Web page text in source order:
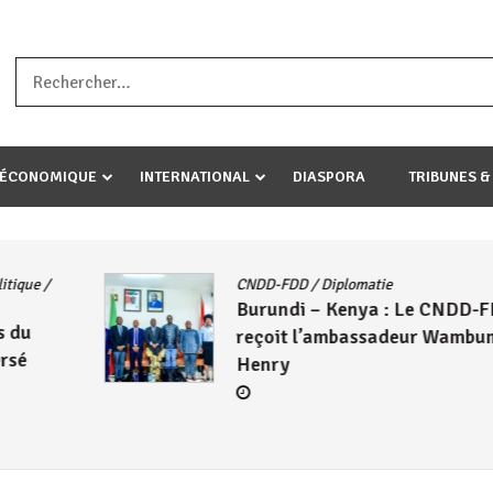
umariye umuryango wawe canke igihugu cakwibarutse
INTERNATIONAL DIASPORA TRIBUNES
Actualités/East African Community
Politique/Société/UA
Le Président Évariste
Ndayishimiye échange avec
Mahamadou Issoufou sur les